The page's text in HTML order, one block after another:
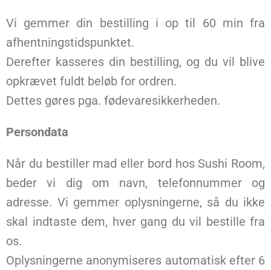
Vi gemmer din bestilling i op til 60 min fra
afhentningstidspunktet.
Derefter kasseres din bestilling, og du vil blive
opkrævet fuldt beløb for ordren.
Dettes gøres pga. fødevaresikkerheden.
Persondata
Når du bestiller mad eller bord hos Sushi Room,
beder vi dig om navn, telefonnummer og
adresse. Vi gemmer oplysningerne, så du ikke
skal indtaste dem, hver gang du vil bestille fra
os.
Oplysningerne anonymiseres automatisk efter 6